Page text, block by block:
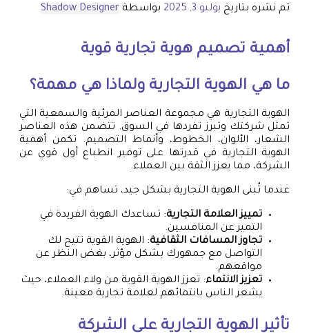
تم نشره بتاريخ يوليو 3, 2025 بواسطة Shadow Designer
أهمية تصميم هوية تجارية قوية
ما هي الهوية التجارية ولماذا هي مهمة؟
الهوية التجارية هي مجموعة العناصر المرئية والسمعية التي
تمثل شركتك وتبرز تفردها في السوق. تتضمن هذه العناصر
الشعار، الألوان، الخطوط، وأنماط التصميم. تكمن أهمية
الهوية التجارية في قدرتها على توفير انطباع أول قوي عن
الشركة، مما يعزز الثقة بين العملاء.
عندما تُبنى الهوية التجارية بشكل جيد، تساهم في:
تمييز العلامة التجارية: تساعدك الهوية الفريدة في
التميز عن المنافسين.
تجاوز المسافات الثقافية: الهوية القوية تتيح لك
التواصل مع جمهورك بشكل مؤثر، بغض النظر عن
مواقعهم.
تعزيز الانتماء: تعزز الهوية القوية من ولاء العملاء، حيث
يشعر الناس بانتمائهم لعلامة تجارية معينة.
تأثير الهوية التجارية على الشركة